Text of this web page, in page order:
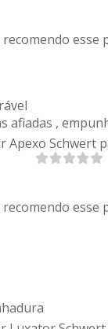
recomendo esse
afiadas ,
Apexo Schwert
recomendo esse